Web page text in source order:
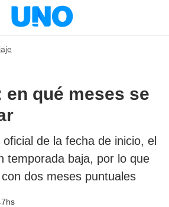
en qué meses se
de la fecha de inicio, el
temporada baja, por lo que
dos meses puntuales